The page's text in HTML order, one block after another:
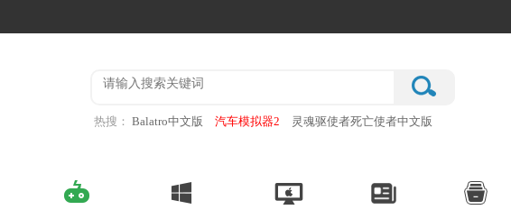
热搜： Balatro中文版 汽车模拟器2
灵魂驱使者死亡使者中文版